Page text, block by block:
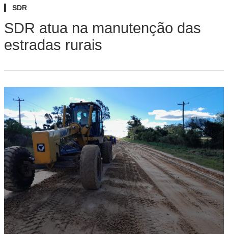
SDR
SDR atua na manutenção das
estradas rurais